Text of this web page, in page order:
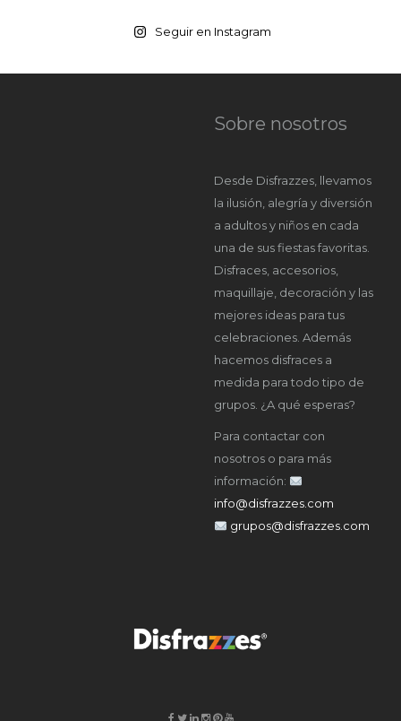
Seguir en Instagram
Sobre nosotros
Desde Disfrazzes, llevamos
la ilusión, alegría y diversión
a adultos y niños en cada
una de sus fiestas favoritas.
Disfraces, accesorios,
maquillaje, decoración y las
mejores ideas para tus
celebraciones. Además
hacemos disfraces a
medida para todo tipo de
grupos. ¿A qué esperas?
Para contactar con
nosotros o para más
información:
info@disfrazzes.com
grupos@disfrazzes.com